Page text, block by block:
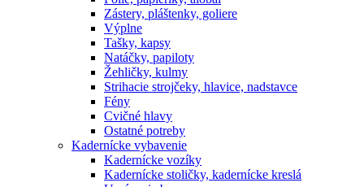
Zástery, pláštenky, goliere
Výplne
Tašky, kapsy
Natáčky, papiloty
Žehličky, kulmy
Strihacie strojčeky, hlavice, nadstavce
Fény
Cvičné hlavy
Ostatné potreby
Kadernícke vybavenie
Kadernícke vozíky
Kadernícke stoličky, kadernícke kreslá